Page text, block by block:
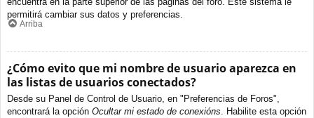
permitirá cambiar sus datos y preferencias.
Arriba
¿Cómo evito que mi nombre de usuario aparezca en
las listas de usuarios conectados?
Desde su Panel de Control de Usuario, en "Preferencias de Foros",
encontrará la opción Ocultar mi estado de conexións. Habilite esta opción